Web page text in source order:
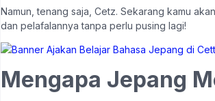
Namun, tenang saja, Cetz. Sekarang kamu
dan pelafalannya tanpa perlu pusing lagi!
Mengapa Jepang